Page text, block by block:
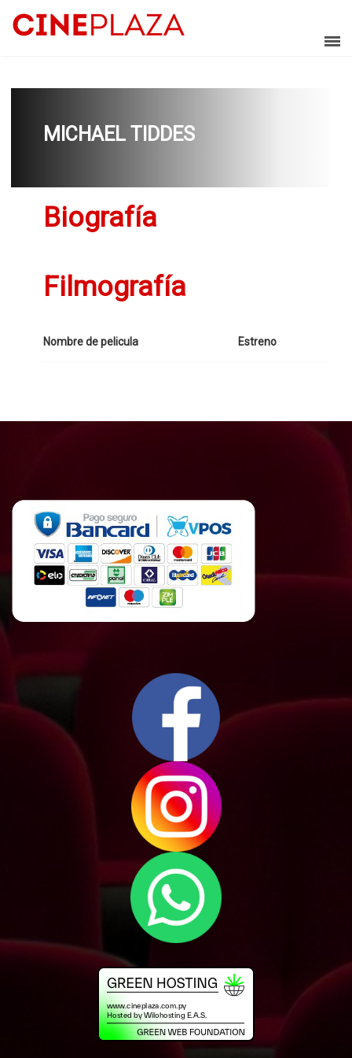
MICHAEL TIDDES
Biografía
Filmografía
Nombre de pelicula Estreno